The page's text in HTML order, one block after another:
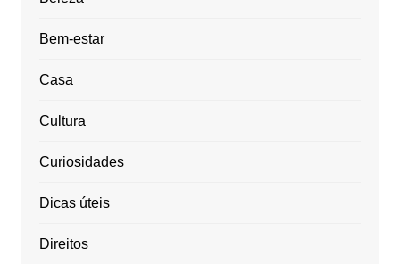
Bem-estar
Casa
Cultura
Curiosidades
Dicas úteis
Direitos